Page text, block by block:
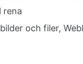
rena
och filer,